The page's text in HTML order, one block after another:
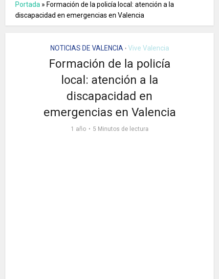
Portada » Formación de la policía local: atención a la
discapacidad en emergencias en Valencia
NOTICIAS DE VALENCIA • Vive Valencia
Formación de la policía
local: atención a la
discapacidad en
emergencias en Valencia
1 año 5 Minutos de lectura